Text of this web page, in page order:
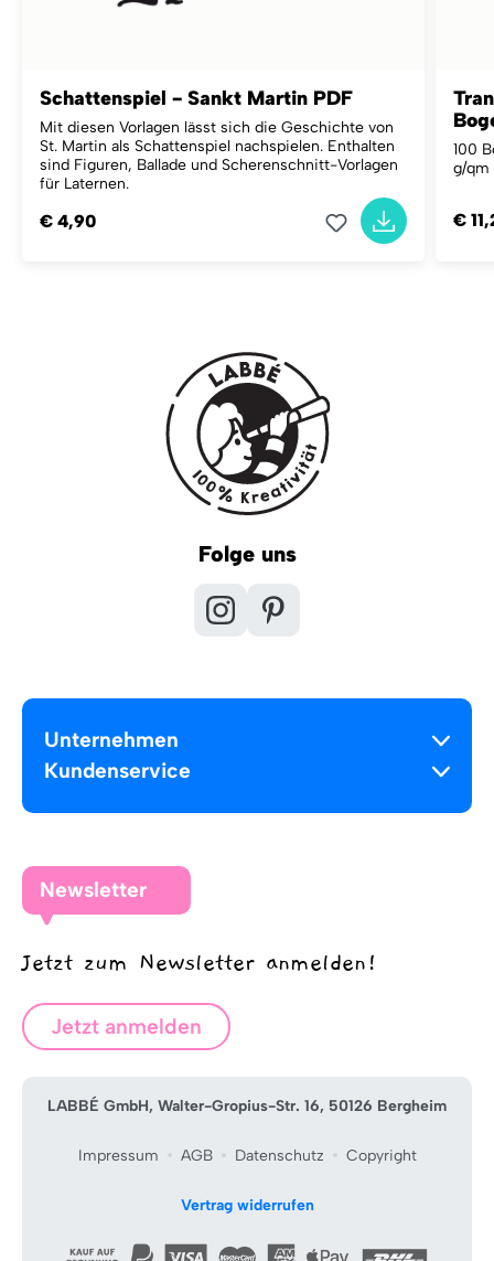
Schattenspiel - Sankt Martin PDF
Mit diesen Vorlagen lässt sich die Geschichte von
St. Martin als Schattenspiel nachspielen. Enthalten
sind Figuren, Ballade und Scherenschnitt-Vorlagen
für Laternen.
€ 4,90
100
g/qm
€
Folge uns
Unternehmen
Kundenservice
Newsletter
Jetzt zum Newsletter anmelden!
Jetzt anmelden
LABBÉ GmbH, Walter-Gropius-Str. 16, 50126 Bergheim
Impressum AGB Datenschutz Copyright
Vertrag widerrufen